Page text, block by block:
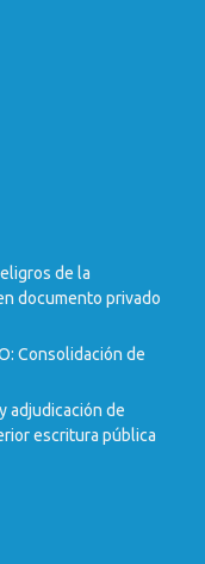
de la
documento privado
Consolidación de
adjudicación de
escritura pública